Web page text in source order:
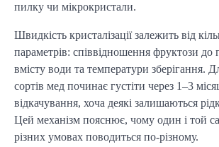
пилку чи мікрокристали.
Швидкість кристалізації залежить від
параметрів: співвідношення фруктози до
вмісту води та температури зберігання.
сортів мед починає густіти через 1–3
відкачування, хоча деякі залишаються
Цей механізм пояснює, чому один і той
різних умовах поводиться по-різному.